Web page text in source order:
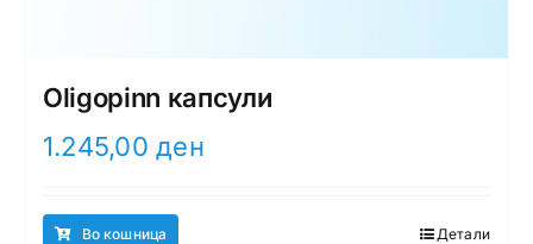
Oligopinn капсули
1.245,00ден
Во кошница Детали